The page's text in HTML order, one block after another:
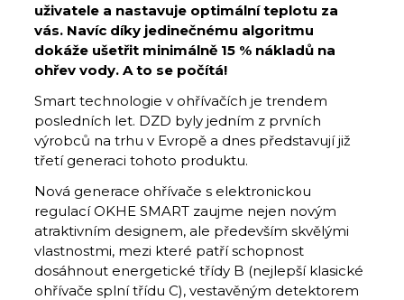
uživatele a nastavuje optimální teplotu za
vás. Navíc díky jedinečnému algoritmu
dokáže ušetřit minimálně 15 % nákladů na
ohřev vody. A to se počítá!
Smart technologie v ohřívačích je trendem
posledních let. DZD byly jedním z prvních
výrobců na trhu v Evropě a dnes představují již
třetí generaci tohoto produktu.
Nová generace ohřívače s elektronickou
regulací OKHE SMART zaujme nejen novým
atraktivním designem, ale především skvělými
vlastnostmi, mezi které patří schopnost
dosáhnout energetické třídy B (nejlepší klasické
ohřívače splní třídu C), vestavěným detektorem